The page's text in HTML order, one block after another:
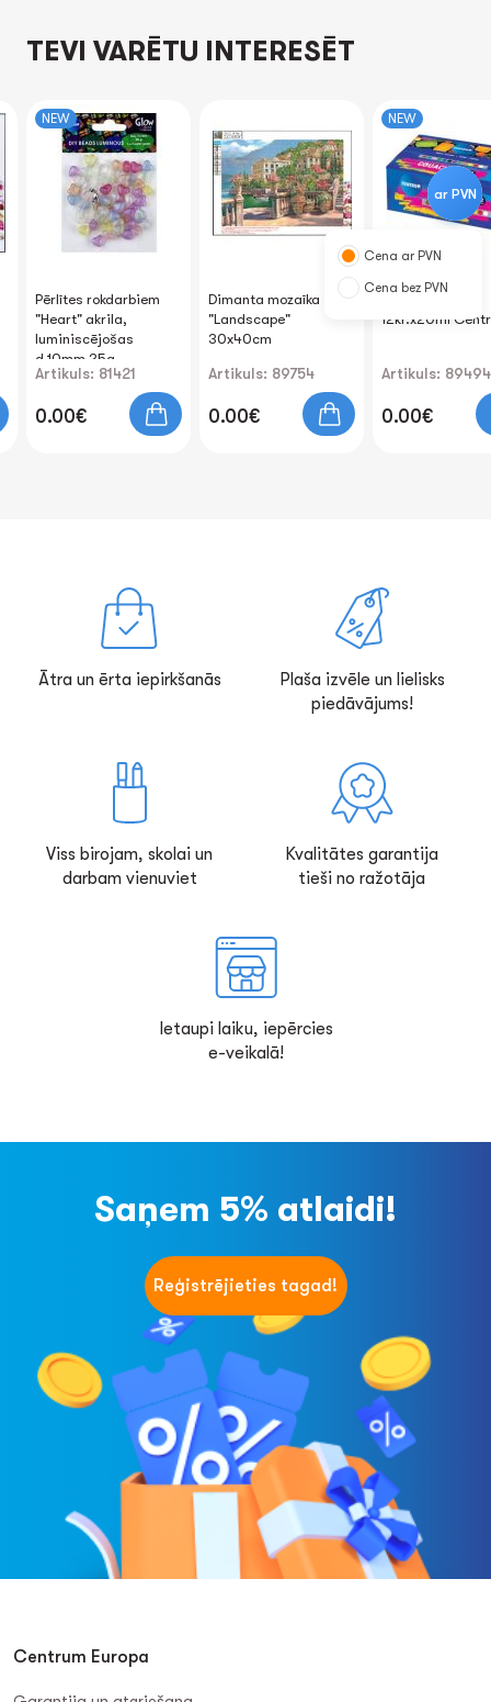
TEVI VARĒTU INTERESĒT
NEW
Pērlītes rokdarbiem
"Heart" akrila,
luminiscējošas
d.10mm 25g
Artikuls: 81421
0.00€
Dimanta mozaīka
"Landscape"
30x40cm
Artikuls: 89754
0.00€
NEW
12kr.х20ml
Artikuls: 89494
0.00€
ar PVN
Cena ar PVN
Cena bez PVN
Ātra un ērta iepirkšanās
Plaša izvēle un lielisks
piedāvājums!
Viss birojam, skolai un
darbam vienuviet
Kvalitātes garantija
tieši no ražotāja
Ietaupi laiku, iepērcies
e-veikalā!
Saņem 5% atlaidi!
Reģistrējieties tagad!
Centrum Europa